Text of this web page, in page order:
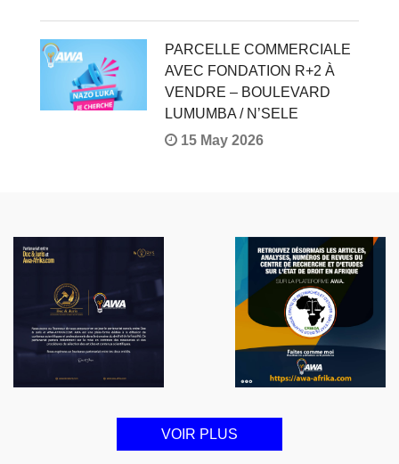
PARCELLE COMMERCIALE
AVEC FONDATION R+2 À
VENDRE – BOULEVARD
LUMUMBA / N’SELE
15 May 2026
VOIR PLUS